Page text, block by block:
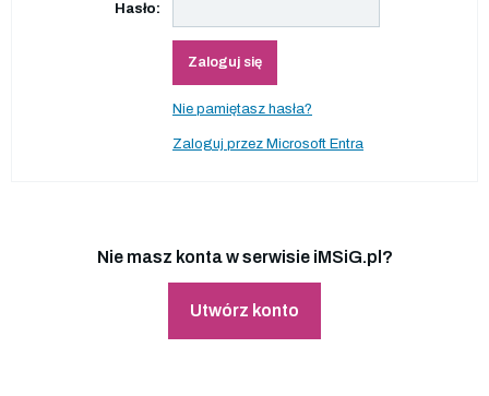
Hasło:
Zaloguj się
Nie pamiętasz hasła?
Zaloguj przez Microsoft Entra
Nie masz konta w serwisie iMSiG.pl?
Utwórz konto